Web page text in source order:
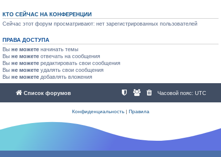
КТО СЕЙЧАС НА КОНФЕРЕНЦИИ
Сейчас этот форум просматривают: нет зарегистрированных пользователей
ПРАВА ДОСТУПА
Вы не можете начинать темы
Вы не можете отвечать на сообщения
Вы не можете редактировать свои сообщения
Вы не можете удалять свои сообщения
Вы не можете добавлять вложения
Список форумов Часовой пояс: UTC
Конфиденциальность| Правила